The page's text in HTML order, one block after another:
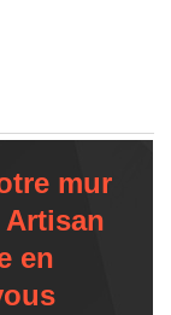
mur
en